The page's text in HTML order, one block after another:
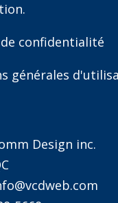
confidentialité
générales
Design inc.